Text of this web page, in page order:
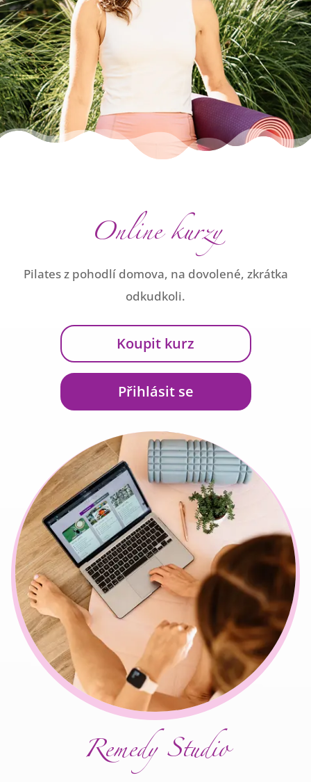
Online kurzy
Pilates z pohodlí domova, na dovolené, zkrátka
odkudkoli.
Koupit kurz
Přihlásit se
Remedy Studio